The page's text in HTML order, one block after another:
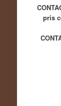
pris